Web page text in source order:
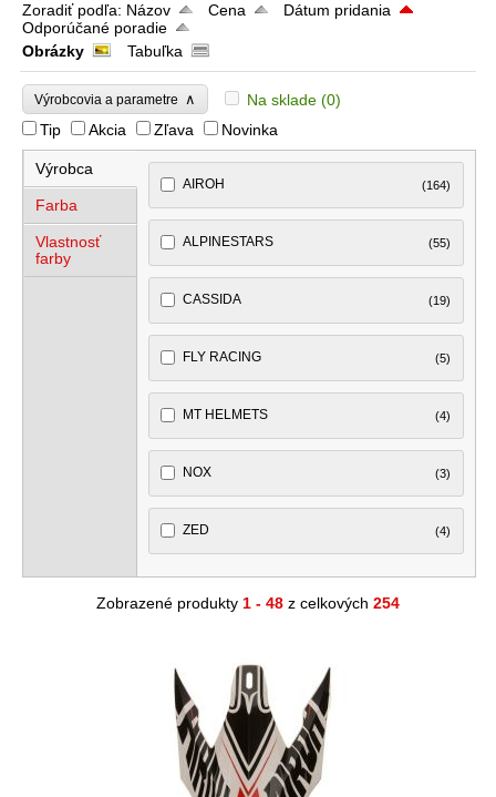
Zoradiť podľa: Názov Cena
Dátum pridania
Odporúčané poradie
Obrázky
Tabuľka
Výrobcovia a parametre ∧ Na sklade (0)
Tip
Akcia Zľava Novinka
Výrobca
Farba
Vlastnosť
farby
AIROH (164)
ALPINESTARS (55)
CASSIDA (19)
FLY RACING (5)
MT HELMETS (4)
NOX (3)
ZED (4)
Zobrazené produkty 1 - 48 z celkových 254